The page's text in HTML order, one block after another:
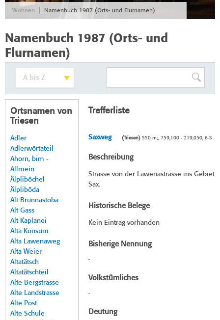
Wohnen Namenbuch 1987 (Orts- und Flurnamen)
Namenbuch 1987 (Orts- und
Flurnamen)
Ortsnamen von
Triesen
Adler
Adlerwörtateil
Ahorn, bim -
Allmein
Älpliböchel
Älpliböda
Alt Brunnastoba
Alt Gass
Alt Kaplanei
Alta Konsum
Alta Lawenaweg
Alta Weier
Altatätsch
Altatätschteil
Alte Bergstrasse
Alte Landstrasse
Alte Post
Alte Schule
Trefferliste
Saxweg (Triesen)550 m;, 759,100 - 219,050, 6-S
Beschreibung
Strasse von der Lawenastrasse ins Gebiet
Sax.
Historische Belege
Kein Eintrag vorhanden
Bisherige Nennung
-
Volkstümliches
-
Deutung